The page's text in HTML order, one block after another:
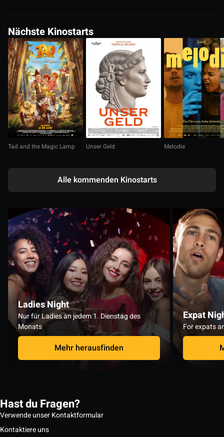
Nächste Kinostarts
Tad and the Magic Lamp Unser Geld Melodie
Alle kommenden Kinostarts
Ladies Night
Nur für Ladies an jedem 1. Dienstag des
Monats
Mehr herausfinden
Expat
For expats
Hast du Fragen?
Verwende unser Kontaktformular
Kontaktiere uns